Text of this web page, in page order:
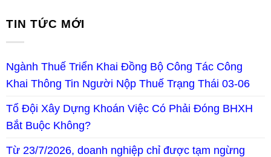
TIN TỨC MỚI
Ngành Thuế Triển Khai Đồng Bộ Công Tác Công
Khai Thông Tin Người Nộp Thuế Trạng Thái 03-06
Tổ Đội Xây Dựng Khoán Việc Có Phải Đóng BHXH
Bắt Buộc Không?
Từ 23/7/2026, doanh nghiệp chỉ được tạm ngừng